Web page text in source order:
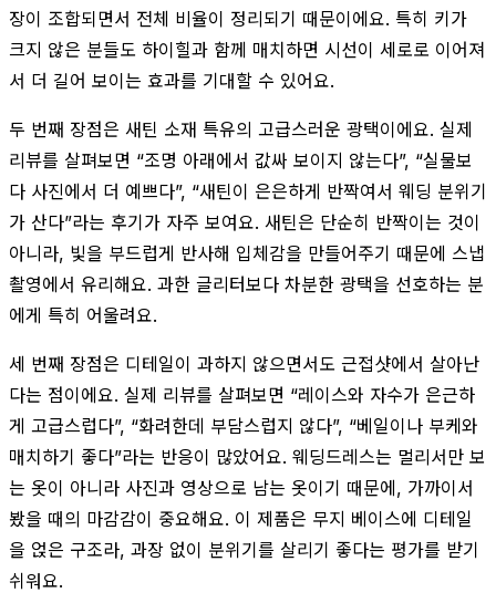
장이 조합되면서 전체 비율이 정리되기 때문이에요. 특히 키가
크지 않은 분들도 하이힐과 함께 매치하면 시선이 세로로 이어져
서 더 길어 보이는 효과를 기대할 수 있어요.
두 번째 장점은 새틴 소재 특유의 고급스러운 광택이에요. 실제
리뷰를 살펴보면 “조명 아래에서 값싸 보이지 않는다”, “실물보
다 사진에서 더 예쁘다”, “새틴이 은은하게 반짝여서 웨딩 분위기
가 산다”라는 후기가 자주 보여요. 새틴은 단순히 반짝이는 것이
아니라, 빛을 부드럽게 반사해 입체감을 만들어주기 때문에 스냅
촬영에서 유리해요. 과한 글리터보다 차분한 광택을 선호하는 분
에게 특히 어울려요.
세 번째 장점은 디테일이 과하지 않으면서도 근접샷에서 살아난
다는 점이에요. 실제 리뷰를 살펴보면 “레이스와 자수가 은근하
게 고급스럽다”, “화려한데 부담스럽지 않다”, “베일이나 부케와
매치하기 좋다”라는 반응이 많았어요. 웨딩드레스는 멀리서만 보
는 옷이 아니라 사진과 영상으로 남는 옷이기 때문에, 가까이서
봤을 때의 마감감이 중요해요. 이 제품은 무지 베이스에 디테일
을 얹은 구조라, 과장 없이 분위기를 살리기 좋다는 평가를 받기
쉬워요.